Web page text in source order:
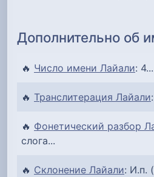
Дополнительно об
🔥 Число имени Лайали: 4...
🔥 Транслитерация Лайали
🔥 Фонетический разбор
слога...
🔥 Склонение Лайали: И.п.